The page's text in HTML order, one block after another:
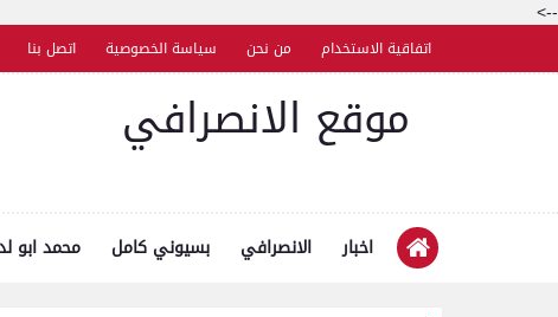
-->
اتفاقية الاستخدام من نحن سياسة الخصوصية اتصل بنا
موقع الانصرافي
اخبار الانصرافي بسيوني كامل محمد ابو